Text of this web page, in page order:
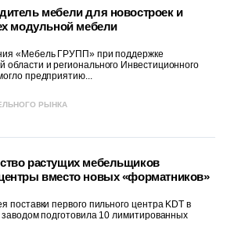
мебели для новостроек и
модульной мебели
«Мебель ГРУПП» при поддержке
области и регионального Инвестиционного
предприятию...
РЫНКА
растущих мебельщиков
вместо новых «форматников»
поставки первого пильного центра KDT в
заводом подготовила 10 лимитированных